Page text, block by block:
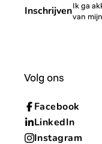
InschrijvenIk ga
van
Volg ons
Facebook
LinkedIn
Instagram